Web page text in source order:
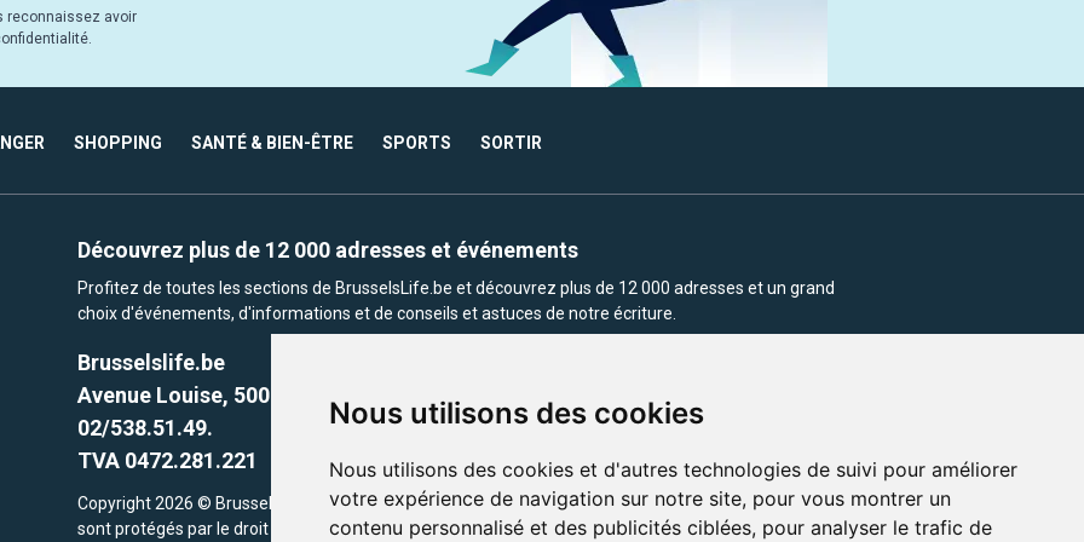
Nous utilisons des cookies
Nous utilisons des cookies et d'autres technologies de suivi pour améliorer
votre expérience de navigation sur notre site, pour vous montrer un
contenu personnalisé et des publicités ciblées, pour analyser le trafic de
reconnaissez avoir
SHOPPING SANTÉ & BIEN-ÊTRE SPORTS SORTIR
Découvrez plus de 12 000 adresses et événements
Profitez de toutes les sections de BrusselsLife.be et découvrez plus de 12 000 adresses et un grand
choix d'événements, d'informations et de conseils et astuces de notre écriture.
Brusselslife.be
Avenue Louise, 500 -1050 Ixelles, Brussels,
02/538.51.49.
TVA 0472.281.221
Copyright 2026 © Brusselslife.be Tous droits réservés. Le contenu et les images utilisés sur ce site
sont protégés par le droit d'auteur. la propriétaires respectifs.